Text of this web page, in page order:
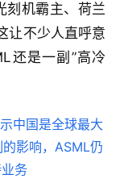
刻机霸主、荷兰
让不少人直呼意
还是一副”高冷